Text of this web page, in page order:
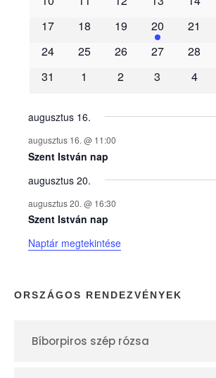
m
é
n
y
e
k
n
a
p
17
18 19 20 21
24
25 26 27 28
31
1 2 3 4
augusztus 16.
augusztus 16. @ 11:00
Szent István nap
augusztus 20.
augusztus 20. @ 16:30
Szent István nap
Naptár megtekintése
ORSZÁGOS RENDEZVÉNYEK
Bíborpiros szép rózsa